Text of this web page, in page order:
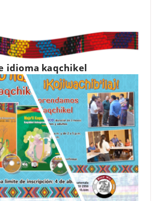
idioma kaqchikel